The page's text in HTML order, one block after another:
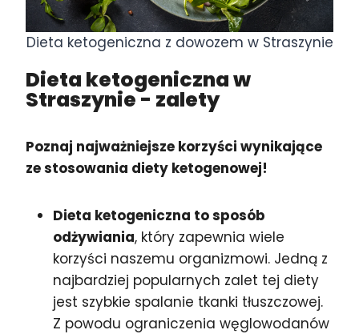
Dieta ketogeniczna z dowozem w Straszynie
Dieta ketogeniczna w
Straszynie- zalety
Poznaj najważniejsze korzyści wynikające
ze stosowania diety ketogenowej!
Dieta ketogeniczna to sposób
odżywiania, który zapewnia wiele
korzyści naszemu organizmowi. Jedną z
najbardziej popularnych zalet tej diety
jest szybkie spalanie tkanki tłuszczowej.
Z powodu ograniczenia węglowodanów